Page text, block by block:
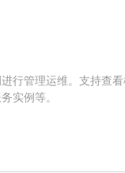
行管理运维。支持查看
实例等。